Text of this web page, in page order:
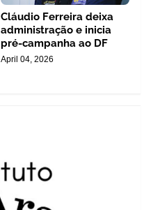
Cláudio Ferreira deixa
administração e inicia
pré-campanha ao DF
April 04, 2026